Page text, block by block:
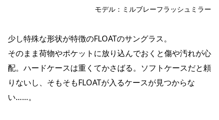
モデル：ミルブレーフラッシュミラー
少し特殊な形状が特徴のFLOATのサングラス。
そのまま荷物やポケットに放り込んでおくと傷や汚れが心
配。ハードケースは重くてかさばる。ソフトケースだと頼
りないし、そもそもFLOATが入るケースが見つからな
い……。